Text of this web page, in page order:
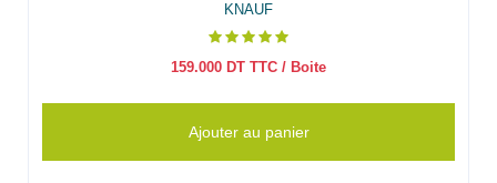
KNAUF
159.000 DT TTC / Boite
Ajouter au panier